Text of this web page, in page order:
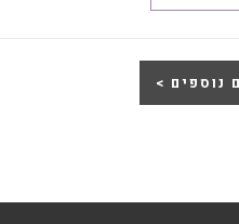
נוספים >